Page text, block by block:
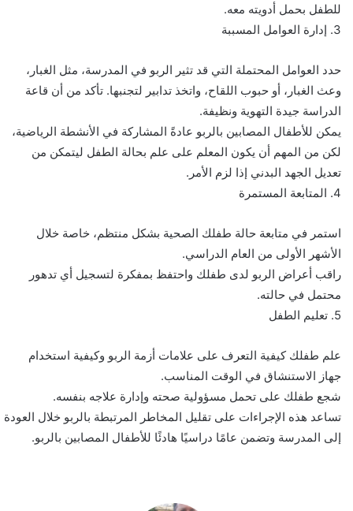
للطفل بحمل أدويته معه.
3. إدارة العوامل المسببة
حدد العوامل المحتملة التي قد تثير الربو في المدرسة، مثل الغبار،
وعث الغبار، أو حبوب اللقاح، واتخذ تدابير لتجنبها. تأكد من أن قاعة
الدراسة جيدة التهوية ونظيفة.
يمكن للأطفال المصابين بالربو عادةً المشاركة في الأنشطة الرياضية،
لكن من المهم أن يكون المعلم على علم بحالة الطفل ليتمكن من
تعديل الجهد البدني إذا لزم الأمر.
4. المتابعة المستمرة
استمر في متابعة حالة طفلك الصحية بشكل منتظم، خاصة خلال
الأشهر الأولى من العام الدراسي.
راقب أعراض الربو لدى طفلك واحتفظ بمفكرة لتسجيل أي تدهور
محتمل في حالته.
5. تعليم الطفل
علم طفلك كيفية التعرف على علامات أزمة الربو وكيفية استخدام
جهاز الاستنشاق في الوقت المناسب.
شجع طفلك على تحمل مسؤولية صحته وإدارة علاجه بنفسه.
تساعد هذه الإجراءات على تقليل المخاطر المرتبطة بالربو خلال العودة
إلى المدرسة وتضمن عامًا دراسيًا هادئًا للأطفال المصابين بالربو.